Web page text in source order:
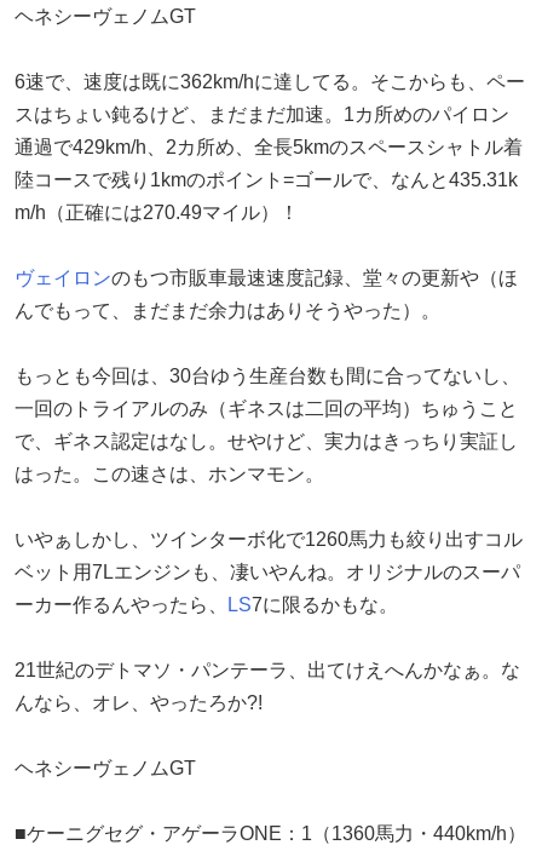
ヘネシーヴェノムGT
6速で、速度は既に362km/hに達してる。そこからも、ペー
スはちょい鈍るけど、まだまだ加速。1カ所めのパイロン
通過で429km/h、2カ所め、全長5kmのスペースシャトル着
陸コースで残り1kmのポイント=ゴールで、なんと435.31k
m/h（正確には270.49マイル）！
ヴェイロンのもつ市販車最速速度記録、堂々の更新や（ほ
んでもって、まだまだ余力はありそうやった）。
もっとも今回は、30台ゆう生産台数も間に合ってないし、
一回のトライアルのみ（ギネスは二回の平均）ちゅうこと
で、ギネス認定はなし。せやけど、実力はきっちり実証し
はった。この速さは、ホンマモン。
いやぁしかし、ツインターボ化で1260馬力も絞り出すコル
ベット用7Lエンジンも、凄いやんね。オリジナルのスーパ
ーカー作るんやったら、
LS7に限るかもな。
21世紀のデトマソ・パンテーラ、出てけえへんかなぁ。な
んなら、オレ、やったろか?!
ヘネシーヴェノムGT
■ケーニグセグ・アゲーラONE：1（1360馬力・440km/h）